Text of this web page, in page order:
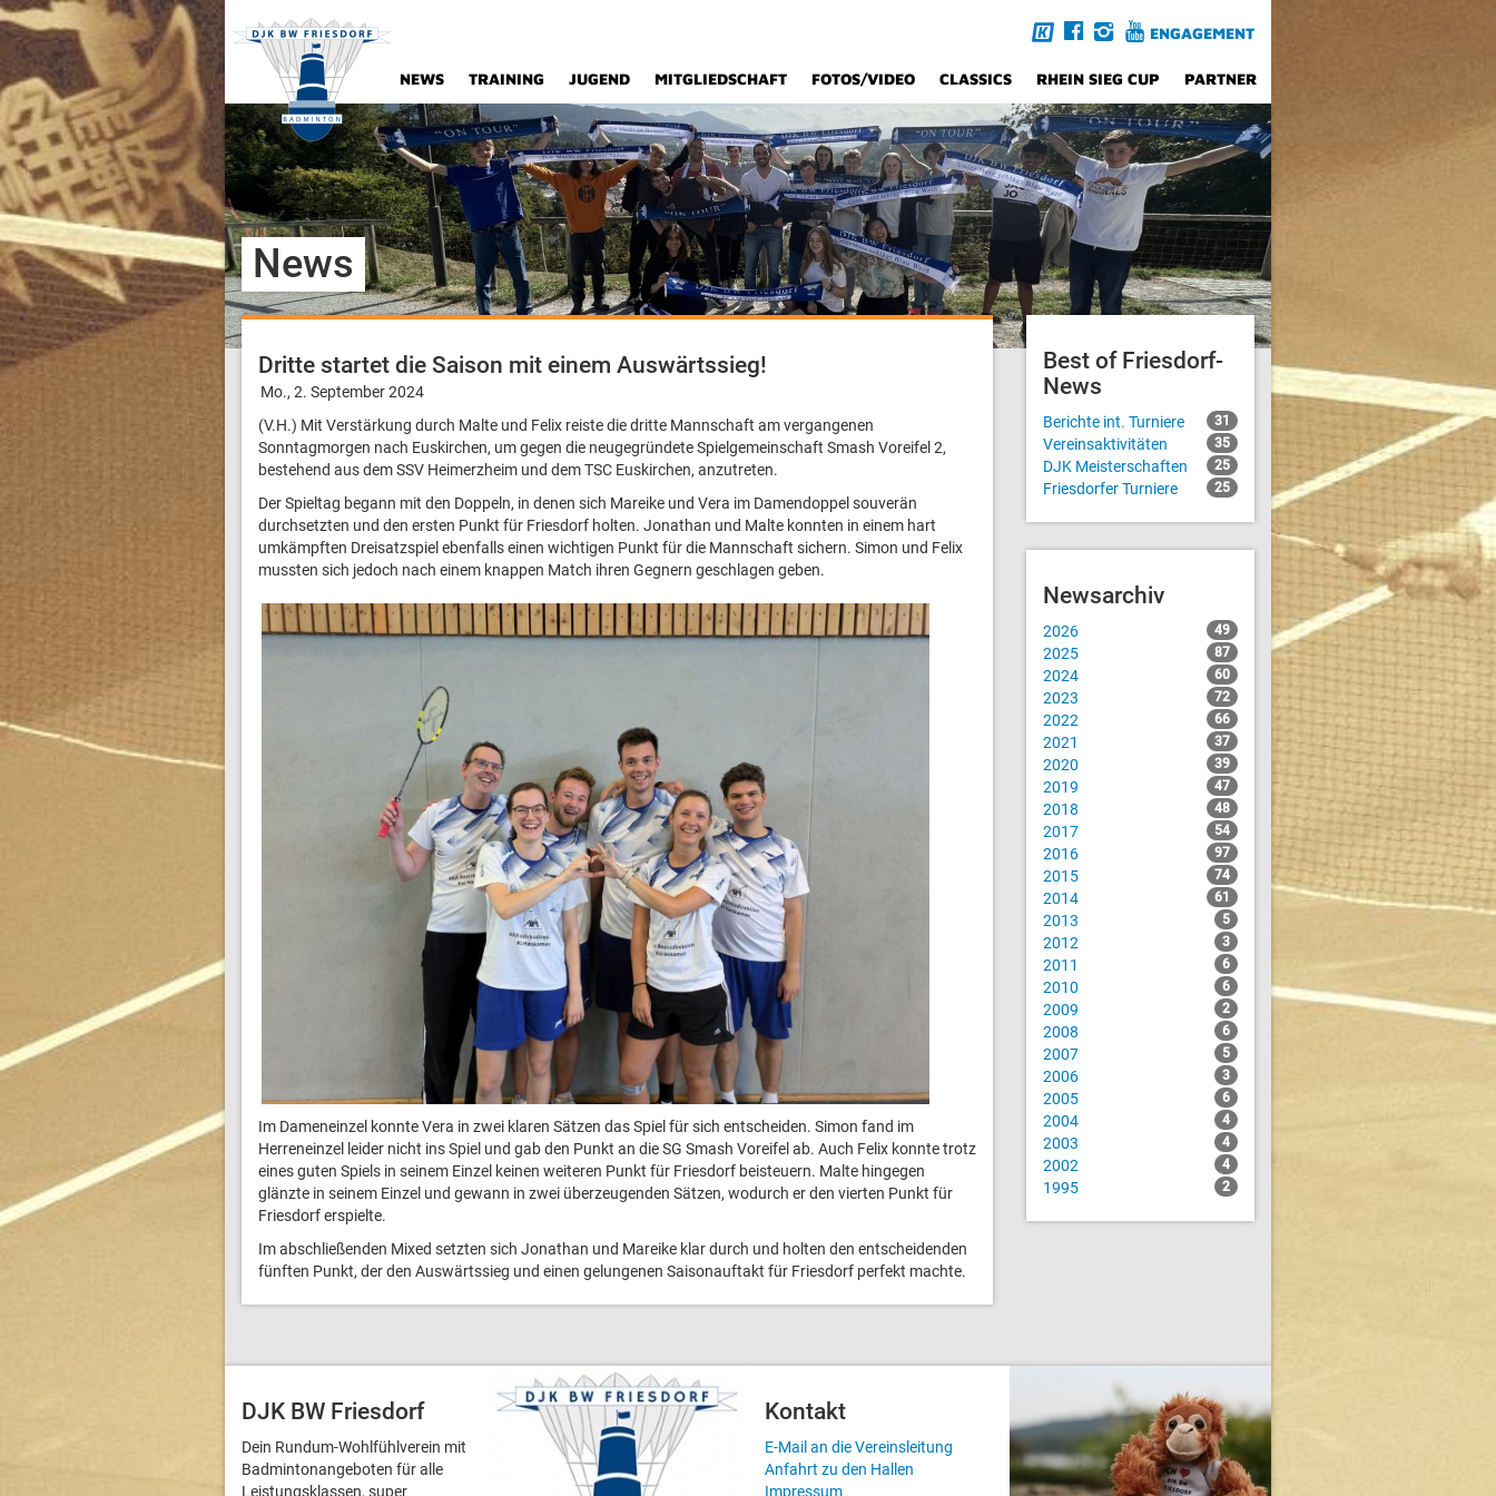
ENGAGEMENT
NEWS TRAINING JUGEND MITGLIEDSCHAFT FOTOS/VIDEO CLASSICS RHEIN SIEG CUP PARTNER
News
Dritte startet die Saison mit einem Auswärtssieg!
Mo., 2. September 2024
(V.H.) Mit Verstärkung durch Malte und Felix reiste die dritte Mannschaft am vergangenen
Sonntagmorgen nach Euskirchen, um gegen die neugegründete Spielgemeinschaft Smash Voreifel 2,
bestehend aus dem SSV Heimerzheim und dem TSC Euskirchen, anzutreten.
Der Spieltag begann mit den Doppeln, in denen sich Mareike und Vera im Damendoppel souverän
durchsetzten und den ersten Punkt für Friesdorf holten. Jonathan und Malte konnten in einem hart
umkämpften Dreisatzspiel ebenfalls einen wichtigen Punkt für die Mannschaft sichern. Simon und Felix
mussten sich jedoch nach einem knappen Match ihren Gegnern geschlagen geben.
Im Dameneinzel konnte Vera in zwei klaren Sätzen das Spiel für sich entscheiden. Simon fand im
Herreneinzel leider nicht ins Spiel und gab den Punkt an die SG Smash Voreifel ab. Auch Felix konnte trotz
eines guten Spiels in seinem Einzel keinen weiteren Punkt für Friesdorf beisteuern. Malte hingegen
glänzte in seinem Einzel und gewann in zwei überzeugenden Sätzen, wodurch er den vierten Punkt für
Friesdorf erspielte.
Im abschließenden Mixed setzten sich Jonathan und Mareike klar durch und holten den entscheidenden
fünften Punkt, der den Auswärtssieg und einen gelungenen Saisonauftakt für Friesdorf perfekt machte.
Best of Friesdorf-
News
Berichte int. Turniere 31
Vereinsaktivitäten 35
DJK Meisterschaften 25
Friesdorfer Turniere 25
Newsarchiv
2026 49
2025 87
2024 60
2023 72
2022 66
2021 37
2020 39
2019 47
2018 48
2017 54
2016 97
2015 74
2014 61
2013 5
2012 3
2011 6
2010 6
2009 2
2008 6
2007 5
2006 3
2005 6
2004 4
2003 4
2002 4
1995 2
DJK BW Friesdorf
Dein Rundum-Wohlfühlverein mit
Badmintonangeboten für alle
Leistungsklassen, super
Kontakt
E-Mail an die Vereinsleitung
Anfahrt zu den Hallen
Impressum